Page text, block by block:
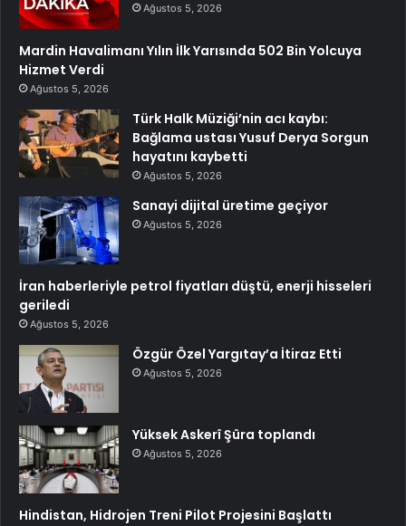
Ağustos 5, 2026
Mardin Havalimanı Yılın İlk Yarısında 502 Bin Yolcuya
Hizmet Verdi
Ağustos 5, 2026
Türk Halk Müziği’nin acı kaybı:
Bağlama ustası Yusuf Derya Sorgun
hayatını kaybetti
Ağustos 5, 2026
Sanayi dijital üretime geçiyor
Ağustos 5, 2026
İran haberleriyle petrol fiyatları düştü, enerji hisseleri
geriledi
Ağustos 5, 2026
Özgür Özel Yargıtay’a İtiraz Etti
Ağustos 5, 2026
Yüksek Askerî Şûra toplandı
Ağustos 5, 2026
Hindistan, Hidrojen Treni Pilot Projesini Başlattı